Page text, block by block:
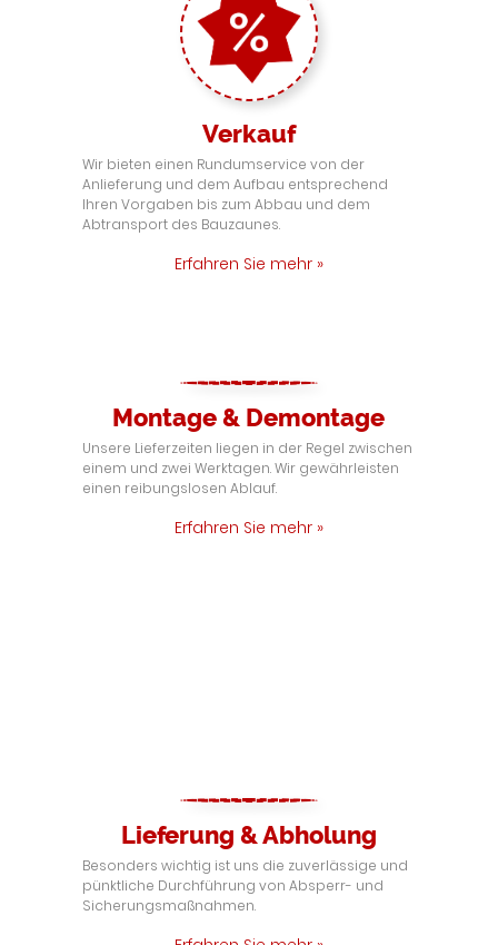
Verkauf
Wir bieten einen Rundumservice von der
Anlieferung und dem Aufbau entsprechend
Ihren Vorgaben bis zum Abbau und dem
Abtransport des Bauzaunes.
Erfahren Sie mehr »
Montage & Demontage
Unsere Lieferzeiten liegen in der Regel zwischen
einem und zwei Werktagen. Wir gewährleisten
einen reibungslosen Ablauf.
Erfahren Sie mehr »
Lieferung & Abholung
Besonders wichtig ist uns die zuverlässige und
pünktliche Durchführung von Absperr- und
Sicherungsmaßnahmen.